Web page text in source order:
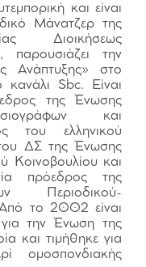
και είναι
Μάνατζερ της
Διοικήσεως
παρουσιάζει την
Ανάπτυξης» στο
κανάλι Sbc. Είναι
της Ένωσης
και
του ελληνικού
ΔΣ της Ένωσης
Κοινοβουλίου και
πρόεδρος της
Περιοδικού-
το 2002 είναι
την Ένωση της
και τιμήθηκε για
ομοσπονδιακής